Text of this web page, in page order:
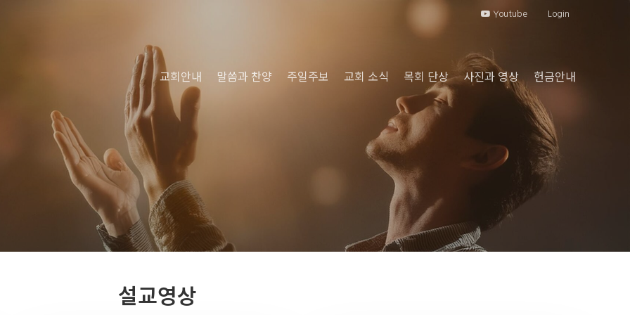
Youtube Login
교회안내 말씀과 찬양 주일주보 교회 소식 목회 단상 사진과 영상 헌금안내
설교영상